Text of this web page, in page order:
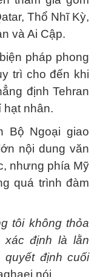
Thổ Nhĩ Kỳ,
và Ai Cập.
pháp phong
trì cho đến khi
định Tehran
nhân.
Bộ Ngoại giao
nội dung văn
nhưng phía Mỹ
quá trình đàm
tôi không thỏa
xác định là lằn
định cuối
nói.